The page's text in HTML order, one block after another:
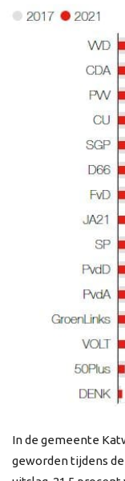
In de gemeente
geworden tijdens